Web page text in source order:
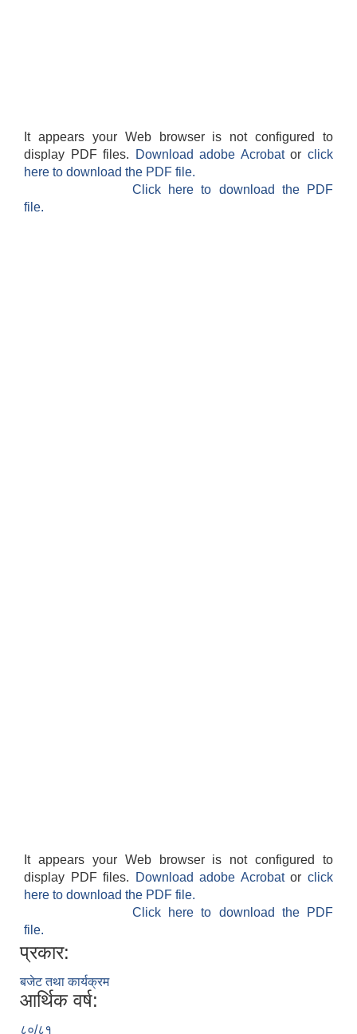
It appears your Web browser is not configured to
display PDF files.
Download adobe Acrobatorclick
here to download the PDF file.
Click here to download the PDF
file.
It appears your Web browser is not configured to
display PDF files.
Download adobe Acrobatorclick
here to download the PDF file.
Click here to download the PDF
file.
प्रकार:
बजेट तथा कार्यक्रम
आर्थिक वर्ष:
८०/८१